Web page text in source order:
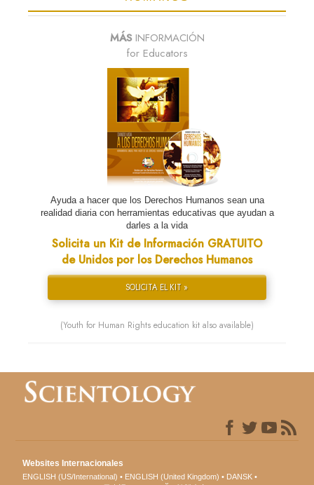
MÁSINFORMACIÓN
for Educators
Ayuda a hacer que los Derechos Humanos sean una
realidad diaria con herramientas educativas que ayudan a
darles a la vida
Solicita un Kit de Información GRATUITO
de Unidos por los Derechos Humanos
SOLICITA EL KIT »
(Youth for Human Rights education kit also available)
Websites Internacionales
ENGLISH (US/International) ENGLISH (United Kingdom)
DANSK